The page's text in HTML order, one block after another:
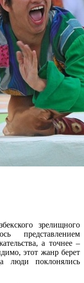
зрелищного
представлением
а точнее –
этот жанр берет
люди поклонялись